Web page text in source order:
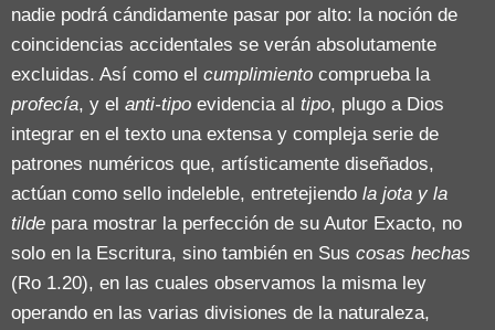
nadie podrá cándidamente pasar por alto: la noción de
coincidencias accidentales se verán absolutamente
excluidas. Así como el cumplimiento comprueba la
profecía, y el anti-tipo evidencia al tipo, plugo a Dios
integrar en el texto una extensa y compleja serie de
patrones numéricos que, artísticamente diseñados,
actúan como sello indeleble, entretejiendo la jota y la
tilde para mostrar la perfección de su Autor Exacto, no
solo en la Escritura, sino también en Sus cosas hechas
(Ro 1.20), en las cuales observamos la misma ley
operando en las varias divisiones de la naturaleza,